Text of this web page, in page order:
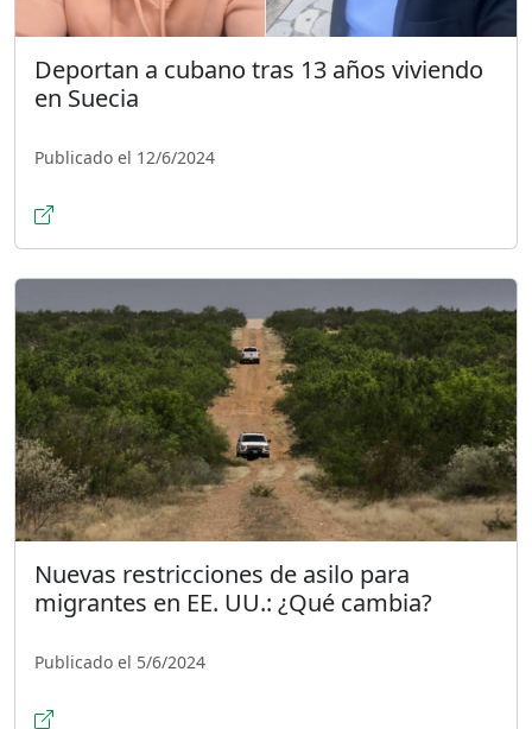
Deportan a cubano tras 13 años viviendo
en Suecia
Publicado el 12/6/2024
Nuevas restricciones de asilo para
migrantes en EE. UU.: ¿Qué cambia?
Publicado el 5/6/2024